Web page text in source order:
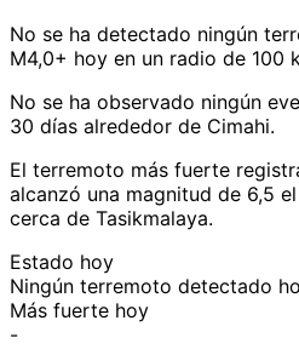
No se ha detectado ningún
M4,0+ hoy en un radio de 100
No se ha observado ningún
30 días alrededor de Cimahi.
El terremoto más fuerte
alcanzó una magnitud de 6,5
cerca de Tasikmalaya.
Estado hoy
Ningún terremoto detectado
Más fuerte hoy
-